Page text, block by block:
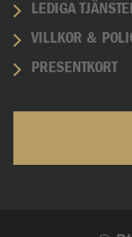
LEDIGA
VILLKOR &
PRESENTKORT